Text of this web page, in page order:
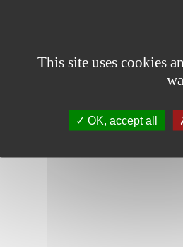
This site uses cookies
OK, accept all